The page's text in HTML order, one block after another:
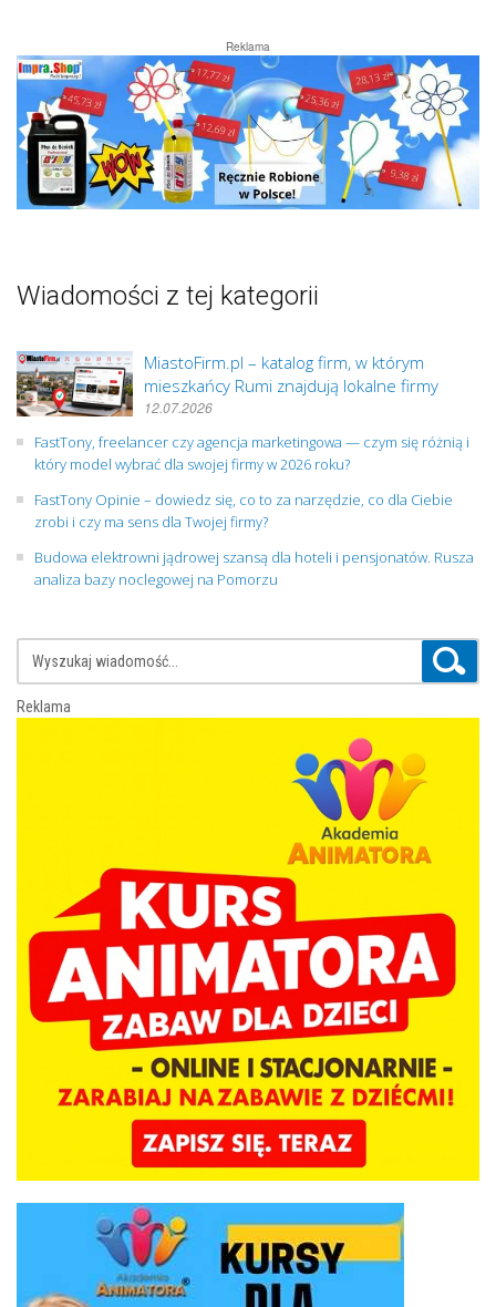
Reklama
Wiadomości z tej kategorii
MiastoFirm.pl – katalog firm, w którym
mieszkańcy Rumi znajdują lokalne firmy
12.07.2026
FastTony, freelancer czy agencja marketingowa — czym się różnią i
który model wybrać dla swojej firmy w 2026 roku?
FastTony Opinie – dowiedz się, co to za narzędzie, co dla Ciebie
zrobi i czy ma sens dla Twojej firmy?
Budowa elektrowni jądrowej szansą dla hoteli i pensjonatów. Rusza
analiza bazy noclegowej na Pomorzu
Reklama